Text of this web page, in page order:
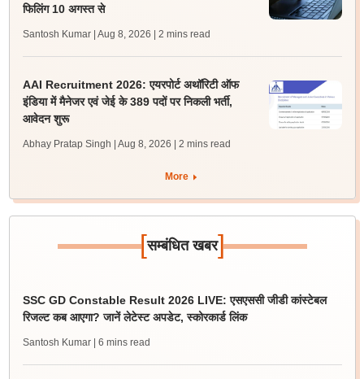
फिलिंग 10 अगस्त से
Santosh Kumar | Aug 8, 2026 | 2 mins read
AAI Recruitment 2026: एयरपोर्ट अथॉरिटी ऑफ
इंडिया में मैनेजर एवं जेई के 389 पदों पर निकली भर्ती,
आवेदन शुरू
Abhay Pratap Singh | Aug 8, 2026 | 2 mins read
More
[सम्बंधित खबर]
SSC GD Constable Result 2026 LIVE: एसएससी जीडी कांस्टेबल
रिजल्ट कब आएगा? जानें लेटेस्ट अपडेट, स्कोरकार्ड लिंक
Santosh Kumar | 6 mins read